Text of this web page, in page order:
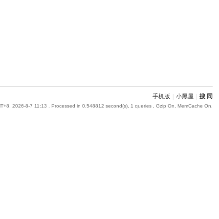
手机版 小黑屋 搜 同
2026-8-7 11:13 , Processed in 0.548812 second(s), 1 queries , Gzip On, MemCache On.